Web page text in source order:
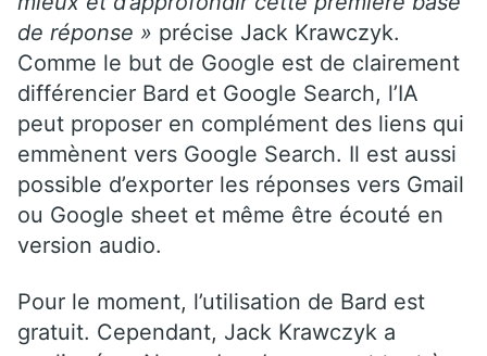
de réponse » précise Jack Krawczyk.
Comme le but de Google est de clairement
différencier Bard et Google Search, l’IA
peut proposer en complément des liens qui
emmènent vers Google Search. Il est aussi
possible d’exporter les réponses vers Gmail
ou Google sheet et même être écouté en
version audio.
Pour le moment, l’utilisation de Bard est
gratuit. Cependant, Jack Krawczyk a